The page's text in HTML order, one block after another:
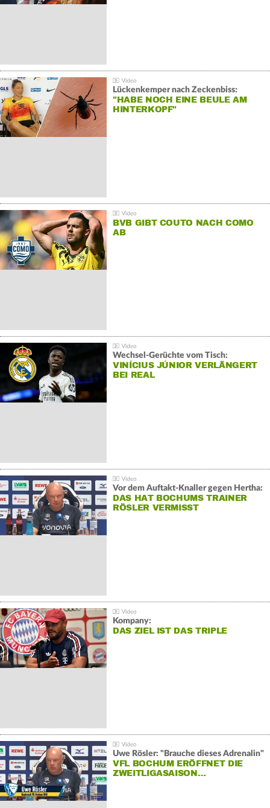
Lückenkemper nach Zeckenbiss:
"HABE NOCH EINE BEULE AM
HINTERKOPF"
BVB GIBT COUTO NACH COMO
AB
Wechsel-Gerüchte vom Tisch:
VINÍCIUS JÚNIOR VERLÄNGERT
BEI REAL
Vor dem Auftakt-Knaller gegen Hertha:
DAS HAT BOCHUMS TRAINER
RÖSLER VERMISST
Kompany:
DAS ZIEL IST DAS TRIPLE
Uwe Rösler: "Brauche dieses Adrenalin"
VFL BOCHUM ERÖFFNET DIE
ZWEITLIGASAISON…